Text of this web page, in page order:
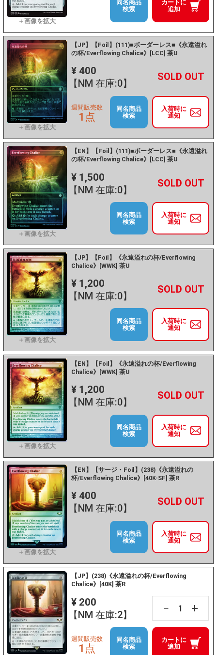
カートに
追加
同名商品
検索
【JP】【Foil】(111)■ボーダーレス■《永遠溢れ
の杯/Everflowing Chalice》[LCC] 茶U
¥ 400
【NM 在庫:0】
－ +
入荷時に
通知
週間販売数
1点
同名商品
検索
【EN】【Foil】(111)■ボーダーレス■《永遠溢れ
の杯/Everflowing Chalice》[LCC] 茶U
¥ 1,500
【NM 在庫:0】
－ +
入荷時に
通知
同名商品
検索
【JP】【Foil】《永遠溢れの杯/Everflowing
Chalice》[WWK] 茶U
¥ 1,200
【NM 在庫:0】
－ +
入荷時に
通知
同名商品
検索
【EN】【Foil】《永遠溢れの杯/Everflowing
Chalice》[WWK] 茶U
¥ 1,200
【NM 在庫:0】
－ +
入荷時に
通知
同名商品
検索
【EN】【サージ・Foil】(238)《永遠溢れの
杯/Everflowing Chalice》[40K-SF] 茶R
¥ 400
【NM 在庫:0】
－ +
入荷時に
通知
同名商品
検索
【JP】(238)《永遠溢れの杯/Everflowing
Chalice》[40K] 茶R
¥ 200
【NM 在庫:2】
－ +
カートに
追加
週間販売数
1点
同名商品
検索